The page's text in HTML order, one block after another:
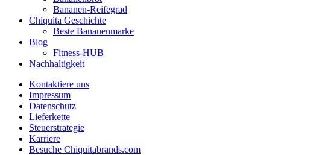
Bananen-Reifegrad
Chiquita Geschichte
Beste Bananenmarke
Blog
Fitness-HUB
Nachhaltigkeit
Kontaktiere uns
Impressum
Datenschutz
Lieferkette
Steuerstrategie
Karriere
Besuche Chiquitabrands.com